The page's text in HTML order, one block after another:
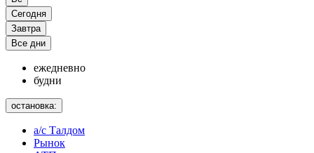
Сегодня
Завтра
Все дни
ежедневно
будни
остановка:
а/с Талдом
Рынок